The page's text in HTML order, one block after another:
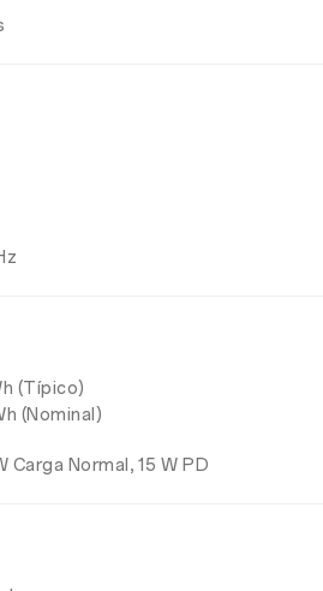
(Típico)
(Nominal)
Carga Normal, 15 W PD